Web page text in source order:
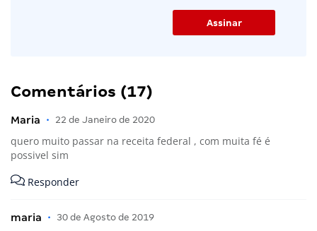
Comentários (17)
Maria • 22 de Janeiro de 2020
quero muito passar na receita federal , com muita fé é
possivel sim
Responder
maria • 30 de Agosto de 2019